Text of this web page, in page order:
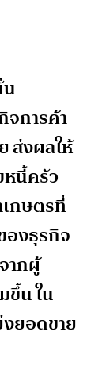
การค้า
ส่งผลให้
นี้ครัว
กษตรที่
งธุรกิจ
ากผู้
ขึ้น ใน
ยอดขาย